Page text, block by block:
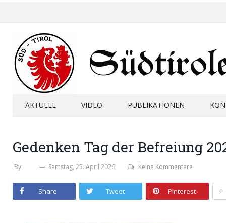
AKTUELL VIDEO PUBLIKATIONEN
Gedenken Tag der Befreiung
By Samstag, 25. April 2026 Keine Kommentare
Share Tweet Pinterest +